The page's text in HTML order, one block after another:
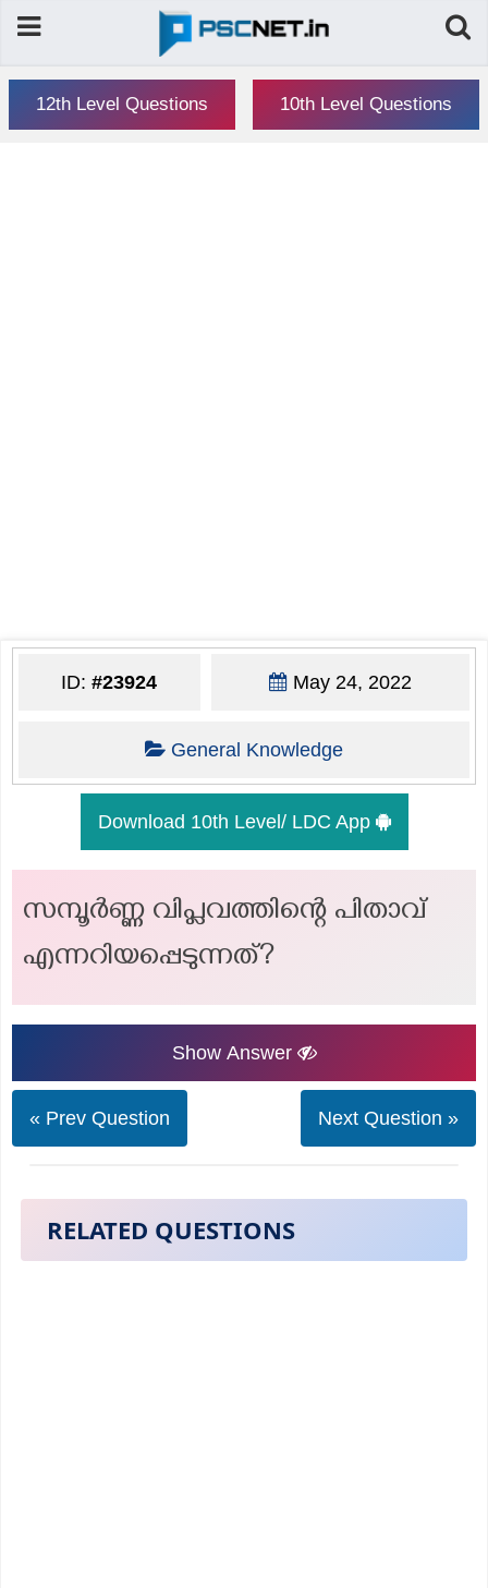
12th Level Questions 10th Level Questions
ID:#23924 May 24, 2022
General Knowledge
Download 10th Level/ LDC App
സമ്പൂർണ്ണ വിപ്ലവത്തിന്റെ പിതാവ്
എന്നറിയപ്പെടുന്നത്?
Show Answer
« Prev Question Next Question »
RELATED QUESTIONS